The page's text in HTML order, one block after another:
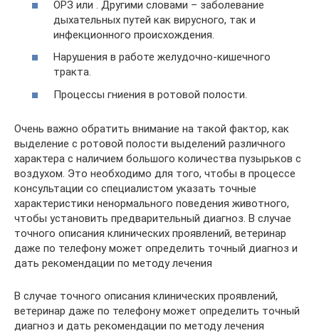
ОРЗ или . Другими словами – заболевание
дыхательных путей как вирусного, так и
инфекционного происхождения.
Нарушения в работе желудочно-кишечного
тракта.
Процессы гниения в ротовой полости.
Очень важно обратить внимание на такой фактор, как
выделение с ротовой полости выделений различного
характера с наличием большого количества пузырьков с
воздухом. Это необходимо для того, чтобы в процессе
консультации со специалистом указать точные
характеристики ненормального поведения животного,
чтобы установить предварительный диагноз. В случае
точного описания клинических проявлений, ветеринар
даже по телефону может определить точный диагноз и
дать рекомендации по методу лечения
В случае точного описания клинических проявлений,
ветеринар даже по телефону может определить точный
диагноз и дать рекомендации по методу лечения